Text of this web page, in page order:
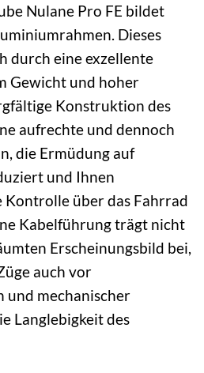
Nulane Pro FE bildet
Dieses
durch eine exzellente
Gewicht und hoher
Konstruktion des
aufrechte und dennoch
die Ermüdung auf
und Ihnen
Kontrolle über das Fahrrad
Kabelführung trägt nicht
Erscheinungsbild bei,
auch vor
und mechanischer
Langlebigkeit des